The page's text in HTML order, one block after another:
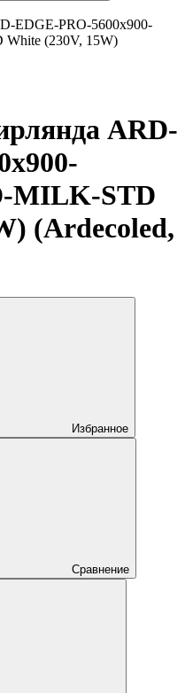
EDGE-PRO-5600x900-
(230V, 15W)
ARD-
MILK-STD
(Ardecoled,
Избранное
Сравнение